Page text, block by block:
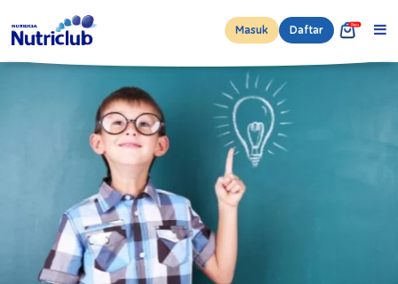
Masuk Daftar